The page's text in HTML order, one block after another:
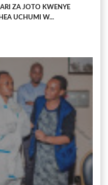
ZA JOTO KWENYE
UCHUMI W...